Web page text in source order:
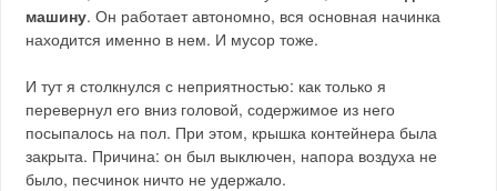
машину. Он работает автономно, вся основная начинка
находится именно в нем. И мусор тоже.
И тут я столкнулся с неприятностью: как только я
перевернул его вниз головой, содержимое из него
посыпалось на пол. При этом, крышка контейнера была
закрыта. Причина: он был выключен, напора воздуха не
было, песчинок ничто не удержало.